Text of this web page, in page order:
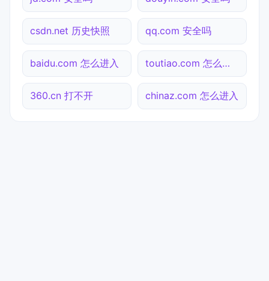
csdn.net 历史快照 qq.com 安全吗
baidu.com 怎么进入 toutiao.com 怎么进入
360.cn 打不开 chinaz.com 怎么进入